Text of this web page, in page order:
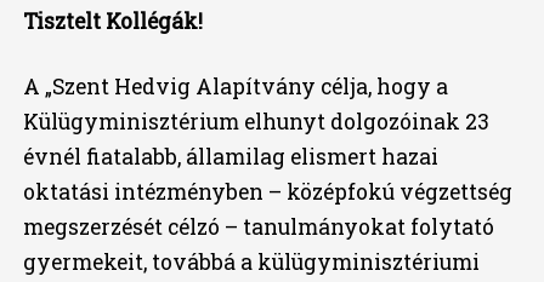
Tisztelt Kollégák!
A „Szent Hedvig Alapítvány célja, hogy a
Külügyminisztérium elhunyt dolgozóinak 23
évnél fiatalabb, államilag elismert hazai
oktatási intézményben – középfokú végzettség
megszerzését célzó – tanulmányokat folytató
gyermekeit, továbbá a külügyminisztériumi